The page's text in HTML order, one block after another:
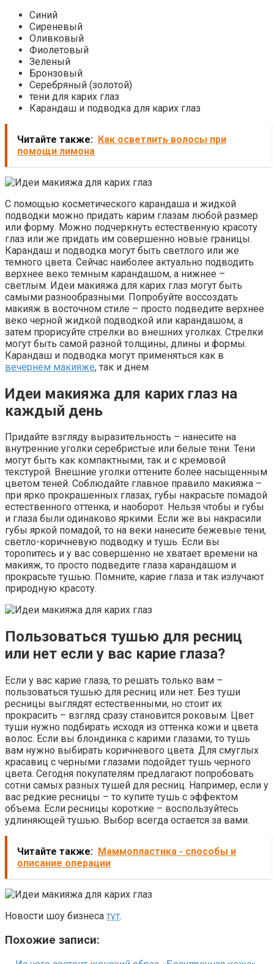
Синий
Сиреневый
Оливковый
Фиолетовый
Зеленый
Бронзовый
Серебряный (золотой)
тени для карих глаз
Карандаш и подводка для карих глаз
Читайте также: Как осветлить волосы при
помощи лимона
С помощью косметического карандаша и жидкой
подводки можно придать карим глазам любой размер
или форму. Можно подчеркнуть естественную красоту
глаз или же придать им совершенно новые границы.
Карандаш и подводка могут быть светлого или же
темного цвета. Сейчас наиболее актуально подводить
верхнее веко темным карандашом, а нижнее –
светлым. Идеи макияжа для карих глаз могут быть
самыми разнообразными. Попробуйте воссоздать
макияж в восточном стиле – просто подведите верхнее
веко черной жидкой подводкой или карандашом, а
затем прорисуйте стрелки во внешних уголках. Стрелки
могут быть самой разной толщины, длины и формы.
Карандаш и подводка могут применяться как в
вечернем макияже, так и днем.
Идеи макияжа для карих глаз на
каждый день
Придайте взгляду выразительность – нанесите на
внутренние уголки серебристые или белые тени. Тени
могут быть как компактными, так и с кремовой
текстурой. Внешние уголки оттените более насыщенным
цветом теней. Соблюдайте главное правило макияжа –
при ярко прокрашенных глазах, губы накрасьте помадой
естественного оттенка, и наоборот. Нельзя чтобы и губы
и глаза были одинаково яркими. Если же вы накрасили
губы яркой помадой, то на веки нанесите бежевые тени,
светло-коричневую подводку и тушь. Если вы
торопитесь и у вас совершенно не хватает времени на
макияж, то просто подведите глаза карандашом и
прокрасьте тушью. Помните, карие глаза и так излучают
природную красоту.
Пользоваться тушью для ресниц
или нет если у вас карие глаза?
Если у вас карие глаза, то решать только вам –
пользоваться тушью для ресниц или нет. Без туши
ресницы выглядят естественными, но стоит их
прокрасить – взгляд сразу становится роковым. Цвет
туши нужно подбирать исходя из оттенка кожи и цвета
волос. Если вы блондинка с карими глазами, то тушь
вам нужно выбирать коричневого цвета. Для смуглых
красавиц с черными глазами подойдет тушь черного
цвета. Сегодня покупателям предлагают попробовать
сотни самых разных тушей для ресниц. Например, если у
вас редкие ресницы – то купите тушь с эффектом
объема. Если ресницы короткие – воспользуйтесь
удлиняющей тушью. Выбор всегда остается за вами.
Читайте также: Маммопластика - способы и
описание операции
Новости шоу бизнеса тут.
Похожие записи: